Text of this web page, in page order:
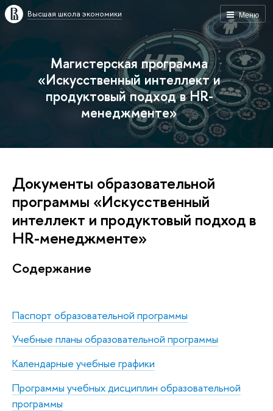
Меню
Высшая школа экономики
Магистерская программа
«Искусственный интеллект и
продуктовый подход в HR-
менеджменте»
Документы образовательной
программы «Искусственный
интеллект и продуктовый подход в
HR-менеджменте»
Содержание
Паспорт образовательной программы
Учебные планы образовательной программы
Календарные учебные графики
Программы учебных дисциплин образовательной
программы